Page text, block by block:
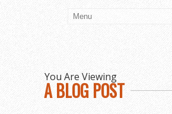
You Are Viewing
A BLOG POST